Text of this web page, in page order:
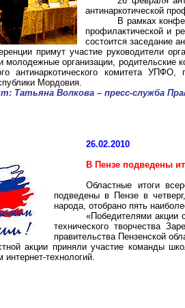
антинаркотической
В рамках
профилактической и
состоится заседание
примут участие руководители
молодежные организации, родительские
антинаркотического комитета УПФО,
Мордовия.
Татьяна Волкова – пресс-служба
26.02.2010
В Пензе подведены
Областные итоги
подведены в Пензе в
народа, отобрано пять
«Победителями
технического творчества
правительства Пензенской
акции приняли участие команды
интернет-технологий.